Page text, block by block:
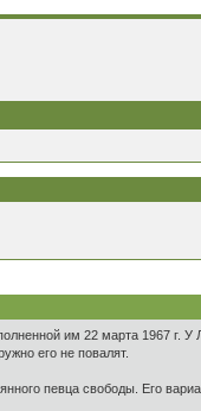
им 22 марта 1967 г.
его не повалят.
певца свободы. Его